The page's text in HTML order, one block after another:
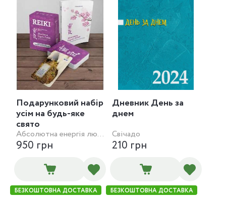
Подарунковий набір
усім на будь-яке
свято
Абсолютна енергія любові
950 грн
Дневник День за
днем
Свічадо
210 грн
БЕЗКОШТОВНА ДОСТАВКА БЕЗКОШТОВНА ДОСТАВКА